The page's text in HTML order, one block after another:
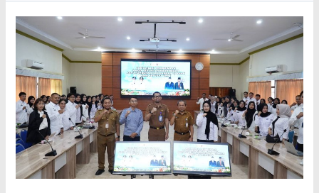
Dukung
MBG,
Latih
Petugas
SPPG
Gunakan
Rapid
Test
Pangan